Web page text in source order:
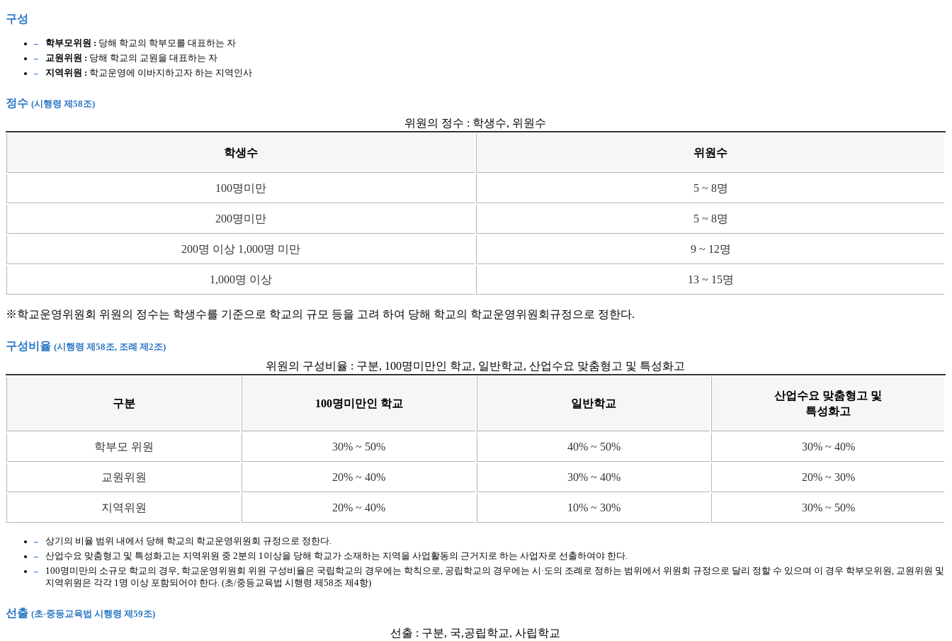
구성
학부모위원 : 당해 학교의 학부모를 대표하는 자
교원위원 : 당해 학교의 교원을 대표하는 자
지역위원 : 학교운영에 이바지하고자 하는 지역인사
정수 (시행령 제58조)
위원의 정수 : 학생수, 위원수
학생수 위원수
100명미만 5 ~ 8명
200명미만 5 ~ 8명
200명 이상 1,000명 미만 9 ~ 12명
1,000명 이상 13 ~ 15명
학교운영위원회 위원의 정수는 학생수를 기준으로 학교의 규모 등을 고려 하여 당해 학교의 학교운영위원회규정으로 정한다.
구성비율 (시행령 제58조, 조례 제2조)
위원의 구성비율 : 구분, 100명미만인 학교, 일반학교, 산업수요 맞춤형고 및 특성화고
구분 100명미만인 학교 일반학교
산업수요 맞춤형고 및
특성화고
학부모 위원 30% ~ 50% 40% ~ 50% 30% ~ 40%
교원위원 20% ~ 40% 30% ~ 40% 20% ~ 30%
지역위원 20% ~ 40% 10% ~ 30% 30% ~ 50%
상기의 비율 범위 내에서 당해 학교의 학교운영위원회 규정으로 정한다.
산업수요 맞춤형고 및 특성화고는 지역위원 중 2분의 1이상을 당해 학교가 소재하는 지역을 사업활동의 근거지로 하는 사업자로 선출하여야 한다.
100명미만의 소규모 학교의 경우, 학교운영위원회 위원 구성비율은 국립학교의 경우에는 학칙으로, 공립학교의 경우에는 시·도의 조례로 정하는 범위에서 위원회 규정으로 달리 정할 수 있으며 이 경우 학부모위원, 교원위원 및
지역위원은 각각 1명 이상 포함되어야 한다. (초/중등교육법 시행령 제58조 제4항)
선출 (초·중등교육법 시행령 제59조)
선출 : 구분, 국,공립학교, 사립학교